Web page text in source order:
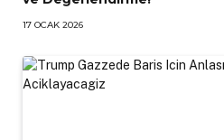
17 OCAK 2026